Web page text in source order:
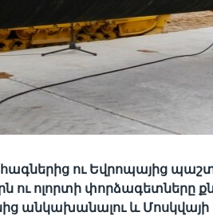
ու Եվրոպայից
ու ոլորտի փորձագետները
անկախանալու և Մոսկվայի